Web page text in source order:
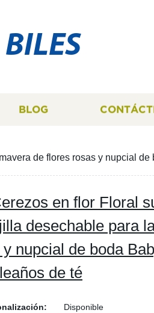
BILES
BLOG
de flores rosas y nupcial
en flor Floral
desechable para
nupcial de boda
de té
Disponible